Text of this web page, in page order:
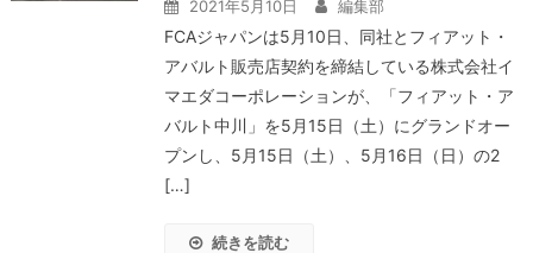
2021年5月10日 編集部
FCAジャパンは5月10日、同社とフィアット・
アバルト販売店契約を締結している株式会社イ
マエダコーポレーションが、「フィアット・ア
バルト中川」を5月15日（土）にグランドオー
プンし、5⽉15⽇（土）、5月16日（日）の2
[…]
続きを読む